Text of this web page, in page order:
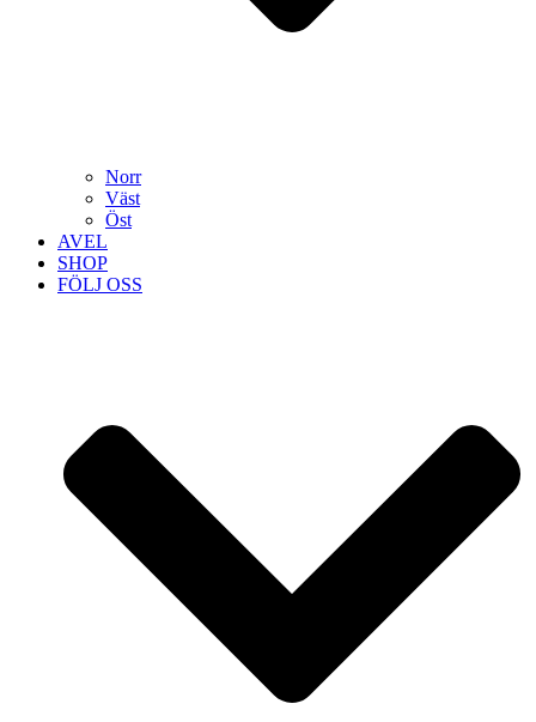
Norr
Väst
Öst
AVEL
SHOP
FÖLJ OSS